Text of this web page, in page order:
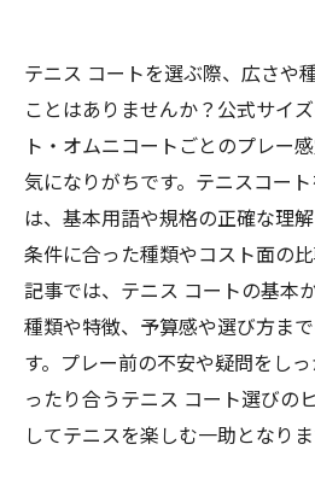
テニス コートを選ぶ際、広さや
ことはありませんか？公式サイ
ト・オムニコートごとのプレー
気になりがちです。テニスコー
は、基本用語や規格の正確な理
条件に合った種類やコスト面の
記事では、テニス コートの基本
種類や特徴、予算感や選び方ま
す。プレー前の不安や疑問をし
ったり合うテニス コート選びの
してテニスを楽しむ一助となりま